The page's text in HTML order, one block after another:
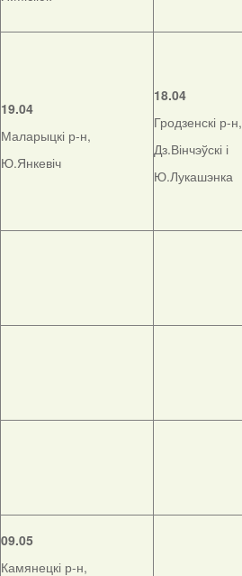
19.04
Маларыцкі р-н,
Ю.Янкевіч
18.04
Гродзенскі р-н,
Дз.Вінчэўскі і
Ю.Лукашэнка
09.05
Камянецкі р-н,